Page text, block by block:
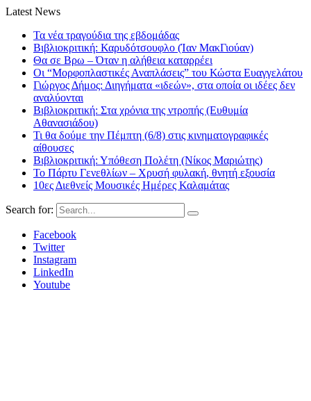
Latest News
Τα νέα τραγούδια της εβδομάδας
Βιβλιοκριτική: Καρυδότσουφλο (Ίαν ΜακΓιούαν)
Θα σε Βρω – Όταν η αλήθεια καταρρέει
Οι “Μορφοπλαστικές Αναπλάσεις” του Κώστα Ευαγγελάτου
Γιώργος Δήμος: Διηγήματα «ιδεών», στα οποία οι ιδέες δεν
αναλύονται
Βιβλιοκριτική: Στα χρόνια της ντροπής (Ευθυμία
Αθανασιάδου)
Τι θα δούμε την Πέμπτη (6/8) στις κινηματογραφικές
αίθουσες
Βιβλιοκριτική: Υπόθεση Πολέτη (Νίκος Μαριώτης)
Το Πάρτυ Γενεθλίων – Χρυσή φυλακή, θνητή εξουσία
10ες Διεθνείς Μουσικές Ημέρες Καλαμάτας
Search for:
Facebook
Twitter
Instagram
LinkedIn
Youtube